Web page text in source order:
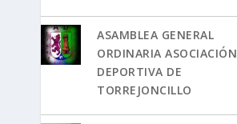
ASAMBLEA GENERAL
ORDINARIA ASOCIACIÓN
DEPORTIVA DE
TORREJONCILLO